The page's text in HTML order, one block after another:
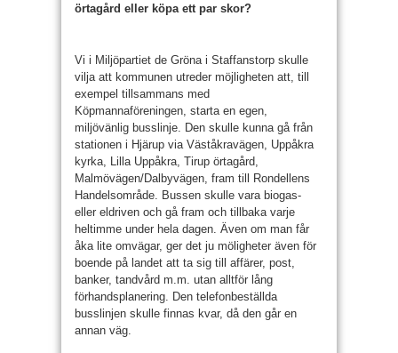
örtagård eller köpa ett par skor?
Vi i Miljöpartiet de Gröna i Staffans­torp skulle
vilja att kommunen utreder möjligheten att, till
exempel tillsammans med
Köpmannaföreningen, starta en egen,
miljövänlig busslinje. Den skulle kunna gå från
stationen i Hjärup via Väståkravägen, Uppåkra
kyrka, Lilla Uppåkra, Tirup ör­tagård,
Malmövägen/Dalbyvägen, fram till Rondellens
Handelsområde. Bussen skulle vara biogas-
eller eldriven och gå fram och tillbaka varje
heltimme under hela dagen. Även om man får
åka lite omvägar, ger det ju möligheter även för
boende på landet att ta sig till affärer, post,
banker, tandvård m.m. utan alltför lång
förhandsplanering. Den telefonbeställda
busslinjen skulle finnas kvar, då den går en
annan väg.